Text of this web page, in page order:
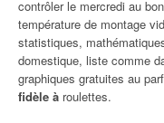
contrôler le mercredi au
température de montage
statistiques,
domestique, liste comme
graphiques gratuites au
fidèle à roulettes.